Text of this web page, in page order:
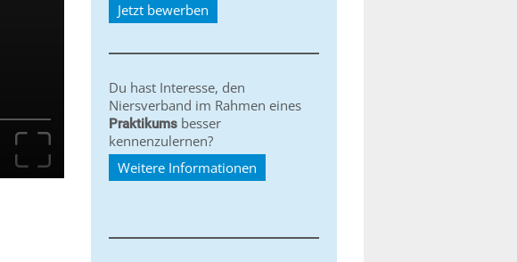
Jetzt bewerben
Du hast Interesse, den
Niersverband im Rahmen eines
Praktikums besser
kennenzulernen?
Weitere Informationen